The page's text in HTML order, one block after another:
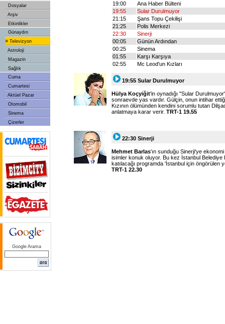
Dosyalar
Arşiv
Etkinlikler
Günaydın
» Televizyon
Astroloji
Magazin
Sağlık
Cuma
Cumartesi
Aktüel Pazar
Otomobil
Sinema
Çizerler
Google Arama
19:00
Ana Haber Bülteni
19:55
Sular Durulmuyor
21:15
Şans Topu Çekilişi
21:25
Polis Merkezi
22:30
Sinerji
00:05
Günün Ardından
00:25
Sinema
01:55
Karşı Karşıya
02:55
Mc Leod'un Kızları
19:55 Sular Durulmuyor
Hülya Koçyiğit'in oynadığı "Sular
sonraevde yas vardır. Gülçin, onun intihar
Kızının ölümünden kendini sorumlu tutan
anlatmaya karar verir. TRT-1 19.55
22:30 Sinerji
Mehmet Barlas'ın sunduğu Sinerji'ye
isimler konuk oluyor. Bu kez İstanbul Belediye
katılacağı programda 'İstanbul için öngörülen
TRT-1 22.30